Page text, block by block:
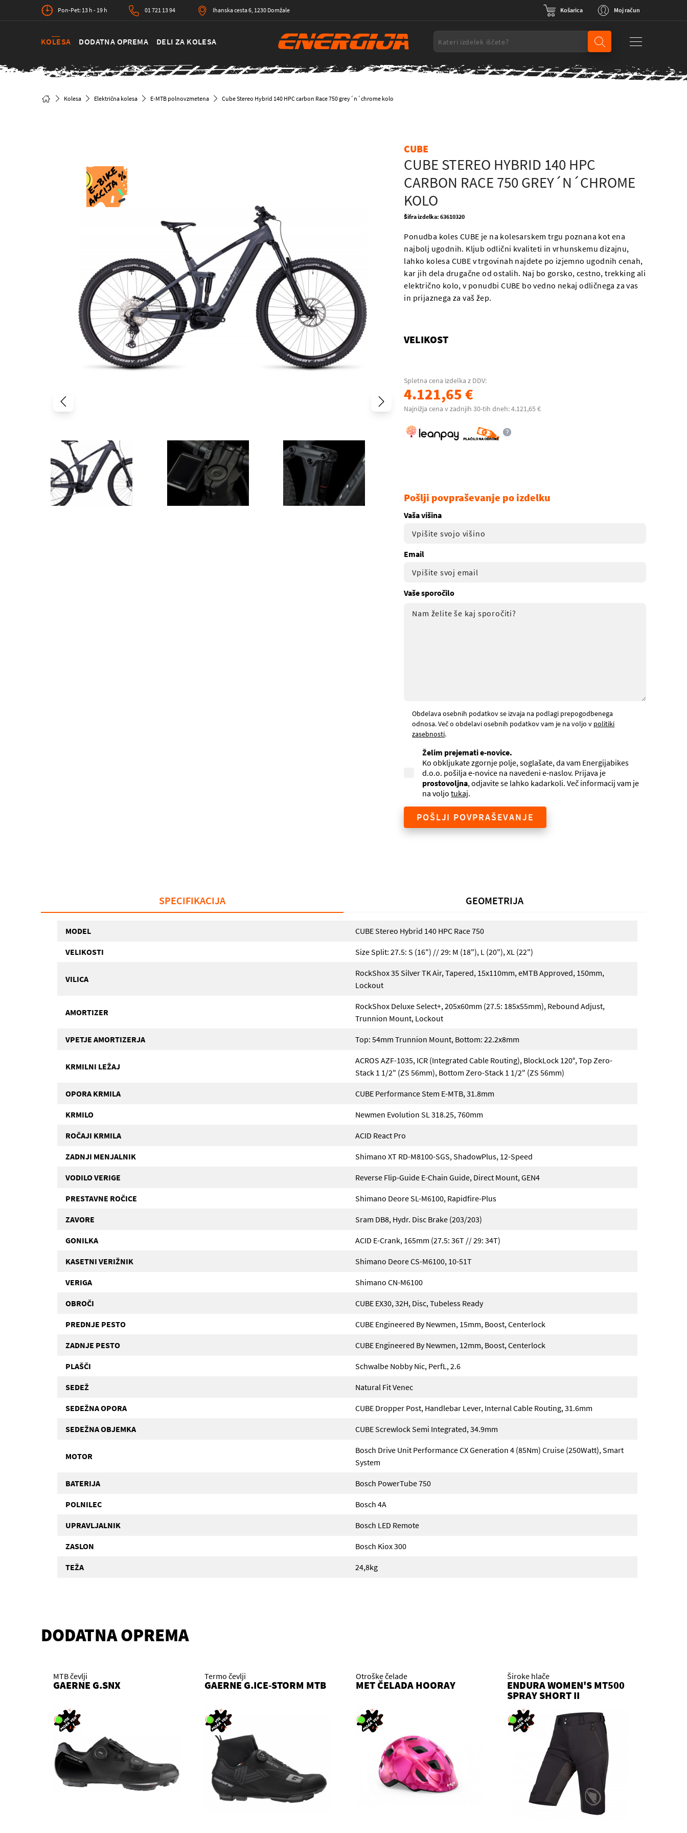
Pon-Pet: 13 h - 19 h 01 721 13 94 Ihanska cesta 6, 1230 Domžale Košarica Moj račun
KOLESA DODATNA OPREMA DELI ZA KOLESA
Kolesa Električna kolesa E-MTB polnovzmetena Cube Stereo Hybrid 140 HPC carbon Race 750 grey´n´chrome kolo
CUBE
CUBE STEREO HYBRID 140 HPC
CARBON RACE 750 GREY´N´CHROME
KOLO
Šifra izdelka: 63610320
Ponudba koles CUBE je na kolesarskem trgu poznana kot ena
najbolj ugodnih. Kljub odlični kvaliteti in vrhunskemu dizajnu,
lahko kolesa CUBE v trgovinah najdete po izjemno ugodnih cenah,
kar jih dela drugačne od ostalih. Naj bo gorsko, cestno, trekking ali
električno kolo, v ponudbi CUBE bo vedno nekaj odličnega za vas
in prijaznega za vaš žep.
VELIKOST
Spletna cena izdelka z DDV:
4.121,65 €
Najnižja cena v zadnjih 30-tih dneh: 4.121,65 €
Pošlji povpraševanje po izdelku
Vaša višina
Email
Vaše sporočilo
Obdelava osebnih podatkov se izvaja na podlagi prepogodbenega
odnosa. Več o obdelavi osebnih podatkov vam je na voljo v politiki
zasebnosti.
Želim prejemati e-novice.
Ko obkljukate zgornje polje, soglašate, da vam Energijabikes
d.o.o. pošilja e-novice na navedeni e-naslov. Prijava je
prostovoljna, odjavite se lahko kadarkoli. Več informacij vam je
na voljotukaj.
POŠLJI POVPRAŠEVANJE
SPECIFIKACIJA GEOMETRIJA
MODEL CUBE Stereo Hybrid 140 HPC Race 750
VELIKOSTI Size Split: 27.5: S (16") // 29: M (18"), L (20"), XL (22")
VILICA
RockShox 35 Silver TK Air, Tapered, 15x110mm, eMTB Approved, 150mm,
Lockout
AMORTIZER
RockShox Deluxe Select+, 205x60mm (27.5: 185x55mm), Rebound Adjust,
Trunnion Mount, Lockout
VPETJE AMORTIZERJA Top: 54mm Trunnion Mount, Bottom: 22.2x8mm
KRMILNI LEŽAJ
ACROS AZF-1035, ICR (Integrated Cable Routing), BlockLock 120°, Top Zero-
Stack 1 1/2" (ZS 56mm), Bottom Zero-Stack 1 1/2" (ZS 56mm)
OPORA KRMILA CUBE Performance Stem E-MTB, 31.8mm
KRMILO Newmen Evolution SL 318.25, 760mm
ROČAJI KRMILA ACID React Pro
ZADNJI MENJALNIK Shimano XT RD-M8100-SGS, ShadowPlus, 12-Speed
VODILO VERIGE Reverse Flip-Guide E-Chain Guide, Direct Mount, GEN4
PRESTAVNE ROČICE Shimano Deore SL-M6100, Rapidfire-Plus
ZAVORE Sram DB8, Hydr. Disc Brake (203/203)
GONILKA ACID E-Crank, 165mm (27.5: 36T // 29: 34T)
KASETNI VERIŽNIK Shimano Deore CS-M6100, 10-51T
VERIGA Shimano CN-M6100
OBROČI CUBE EX30, 32H, Disc, Tubeless Ready
PREDNJE PESTO CUBE Engineered By Newmen, 15mm, Boost, Centerlock
ZADNJE PESTO CUBE Engineered By Newmen, 12mm, Boost, Centerlock
PLAŠČI Schwalbe Nobby Nic, PerfL, 2.6
SEDEŽ Natural Fit Venec
SEDEŽNA OPORA CUBE Dropper Post, Handlebar Lever, Internal Cable Routing, 31.6mm
SEDEŽNA OBJEMKA CUBE Screwlock Semi Integrated, 34.9mm
MOTOR
Bosch Drive Unit Performance CX Generation 4 (85Nm) Cruise (250Watt), Smart
System
BATERIJA Bosch PowerTube 750
POLNILEC Bosch 4A
UPRAVLJALNIK Bosch LED Remote
ZASLON Bosch Kiox 300
TEŽA 24,8kg
DODATNA OPREMA
MTB čevlji
GAERNE G.SNX
Termo čevlji
GAERNE G.ICE-STORM MTB
Otroške čelade
MET ČELADA HOORAY
Široke hlače
ENDURA WOMEN'S MT500
SPRAY SHORT II